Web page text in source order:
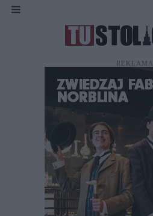
REKLAMA